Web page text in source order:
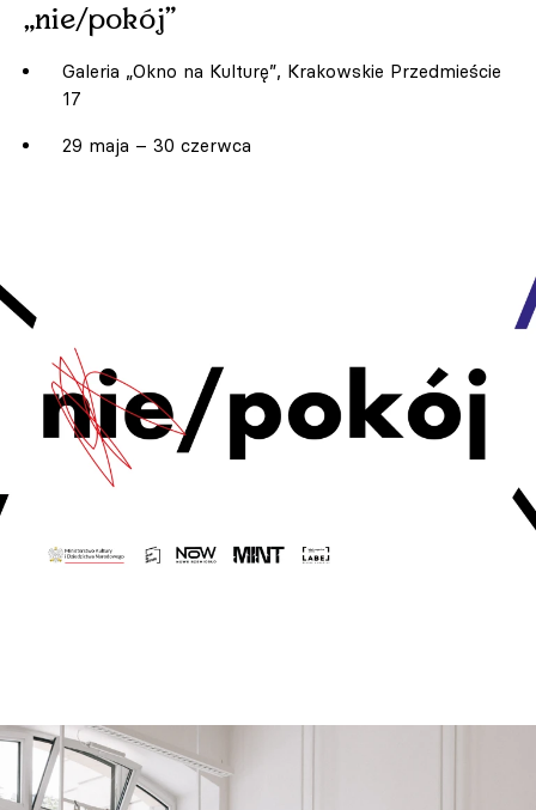
„nie/pokój”
Galeria „Okno na Kulturę”, Krakowskie Przedmieście
17
29 maja – 30 czerwca